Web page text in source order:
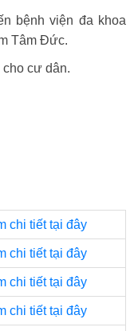
bệnh viện đa khoa
Tâm Đức.
cho cư dân.
chi tiết tại đây
chi tiết tại đây
chi tiết tại đây
chi tiết tại đây